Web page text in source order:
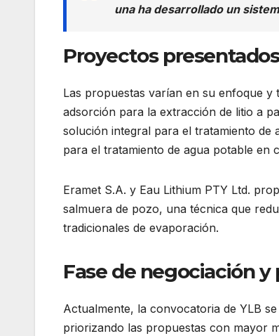
una ha desarrollado un
Proyectos
Las propuestas varían en su enfoque
adsorción para la extracción de litio a
solución integral para el tratamiento de
para el tratamiento de agua potable en
Eramet S.A. y Eau Lithium PTY Ltd.
salmuera de pozo, una técnica que
tradicionales de evaporación.
Fase de negociación
Actualmente, la convocatoria de YLB
priorizando las propuestas con mayor